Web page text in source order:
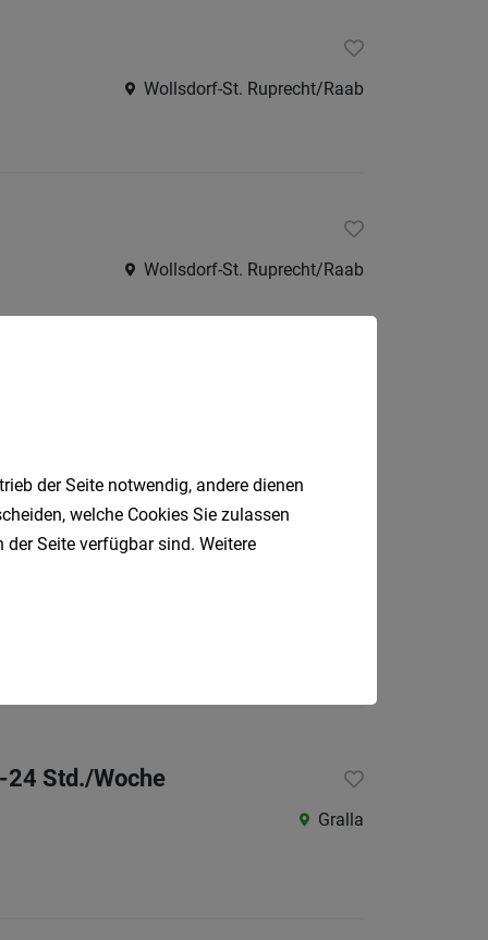
Wollsdorf-St. Ruprecht/Raab
Wollsdorf-St. Ruprecht/Raab
Std./Woche
Gralla
der Seite notwendig, andere dienen
welche Cookies Sie zulassen
Seite verfügbar sind. Weitere